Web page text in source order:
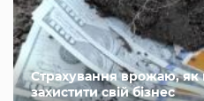
Страхування врожаю, як
захистити свій бізнес